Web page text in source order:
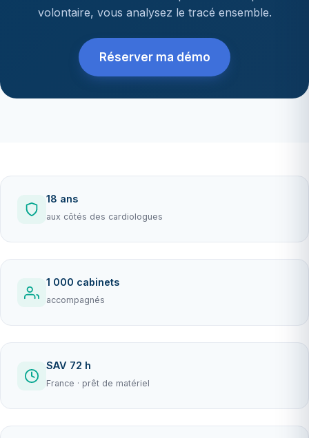
volontaire, vous analysez le tracé ensemble.
Réserver ma démo
18 ans
aux côtés des cardiologues
1 000 cabinets
accompagnés
SAV 72 h
France · prêt de matériel